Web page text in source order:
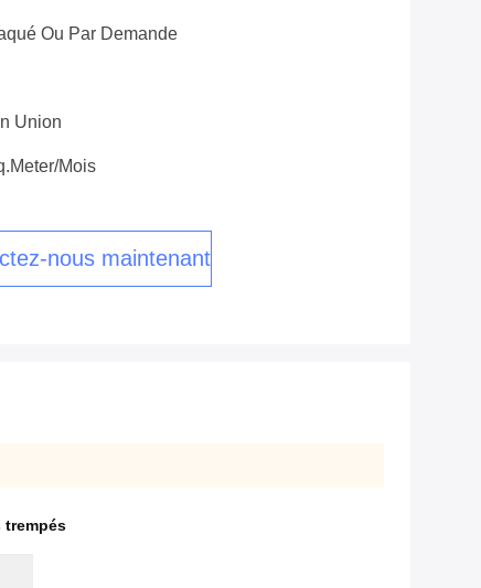
Ou Par Demande
Union
mois
nous maintenant
trempés